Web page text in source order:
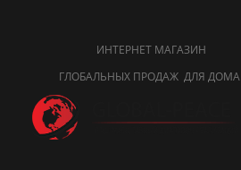
ИНТЕРНЕТ МАГАЗИН
ГЛОБАЛЬНЫХ ПРОДАЖ ДЛЯ ДОМА